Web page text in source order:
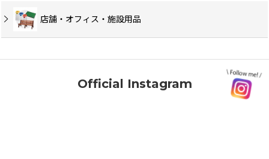
店舗・オフィス・施設用品
Official Instagram